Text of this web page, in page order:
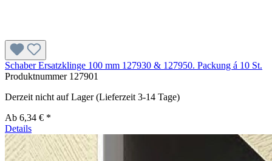
Schaber Ersatzklinge 100 mm 127930 & 127950. Packung á 10 St.
Produktnummer 127901
Derzeit nicht auf Lager (Lieferzeit 3-14 Tage)
Ab 6,34 € *
Details